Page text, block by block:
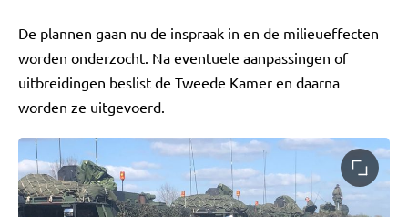
De plannen gaan nu de inspraak in en de milieueffecten
worden onderzocht. Na eventuele aanpassingen of
uitbreidingen beslist de Tweede Kamer en daarna
worden ze uitgevoerd.